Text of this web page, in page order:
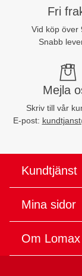
Fri
Vid köp över
Snabb
Mejla
Skriv till vår
E-post:
Kundtjänst
Mina sidor
Om Lomax